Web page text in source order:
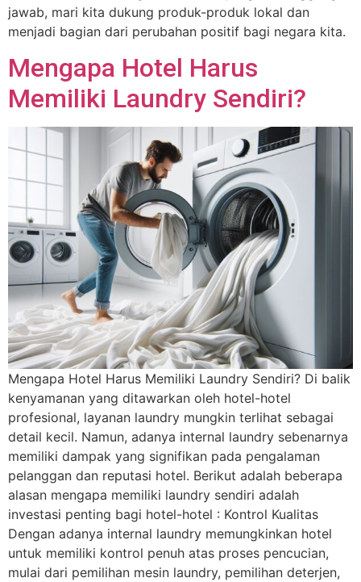
jawab, mari kita dukung produk-produk lokal dan
menjadi bagian dari perubahan positif bagi negara kita.
Mengapa Hotel Harus
Memiliki Laundry Sendiri?
Mengapa Hotel Harus Memiliki Laundry Sendiri? Di balik
kenyamanan yang ditawarkan oleh hotel-hotel
profesional, layanan laundry mungkin terlihat sebagai
detail kecil. Namun, adanya internal laundry sebenarnya
memiliki dampak yang signifikan pada pengalaman
pelanggan dan reputasi hotel. Berikut adalah beberapa
alasan mengapa memiliki laundry sendiri adalah
investasi penting bagi hotel-hotel : Kontrol Kualitas
Dengan adanya internal laundry memungkinkan hotel
untuk memiliki kontrol penuh atas proses pencucian,
mulai dari pemilihan mesin laundry, pemilihan deterjen,